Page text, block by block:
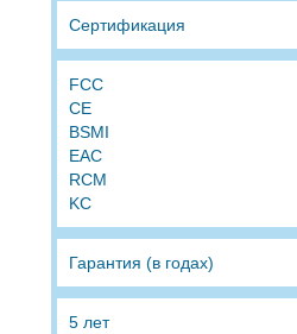
Сертификация
FCC
CE
BSMI
EAC
RCM
KC
Гарантия (в годах)
5 лет